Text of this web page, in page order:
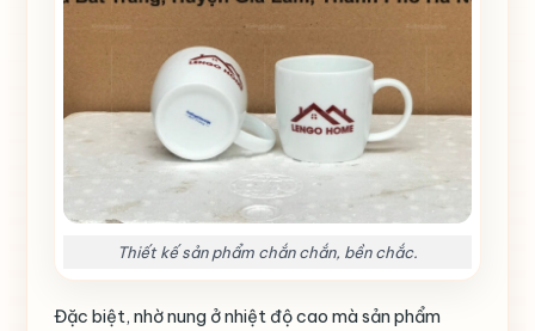
Thiết kế sản phẩm chắn chắn, bền chắc.
Đặc biệt, nhờ nung ở nhiệt độ cao mà sản phẩm